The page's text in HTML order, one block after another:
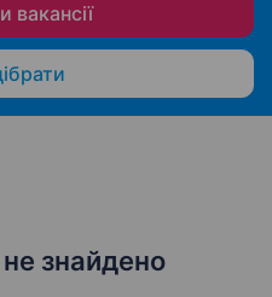
вакансії
знайдено